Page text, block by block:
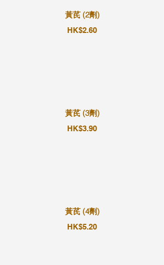
黃芪 (2劑)
HK$2.60
黃芪 (3劑)
HK$3.90
黃芪 (4劑)
HK$5.20